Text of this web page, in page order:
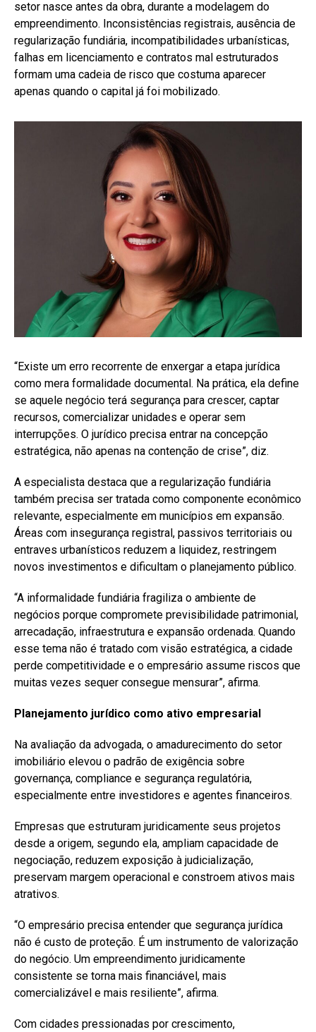
setor nasce antes da obra, durante a modelagem do
empreendimento. Inconsistências registrais, ausência de
regularização fundiária, incompatibilidades urbanísticas,
falhas em licenciamento e contratos mal estruturados
formam uma cadeia de risco que costuma aparecer
apenas quando o capital já foi mobilizado.
“Existe um erro recorrente de enxergar a etapa jurídica
como mera formalidade documental. Na prática, ela define
se aquele negócio terá segurança para crescer, captar
recursos, comercializar unidades e operar sem
interrupções. O jurídico precisa entrar na concepção
estratégica, não apenas na contenção de crise”, diz.
A especialista destaca que a regularização fundiária
também precisa ser tratada como componente econômico
relevante, especialmente em municípios em expansão.
Áreas com insegurança registral, passivos territoriais ou
entraves urbanísticos reduzem a liquidez, restringem
novos investimentos e dificultam o planejamento público.
“A informalidade fundiária fragiliza o ambiente de
negócios porque compromete previsibilidade patrimonial,
arrecadação, infraestrutura e expansão ordenada. Quando
esse tema não é tratado com visão estratégica, a cidade
perde competitividade e o empresário assume riscos que
muitas vezes sequer consegue mensurar”, afirma.
Planejamento jurídico como ativo empresarial
Na avaliação da advogada, o amadurecimento do setor
imobiliário elevou o padrão de exigência sobre
governança, compliance e segurança regulatória,
especialmente entre investidores e agentes financeiros.
Empresas que estruturam juridicamente seus projetos
desde a origem, segundo ela, ampliam capacidade de
negociação, reduzem exposição à judicialização,
preservam margem operacional e constroem ativos mais
atrativos.
“O empresário precisa entender que segurança jurídica
não é custo de proteção. É um instrumento de valorização
do negócio. Um empreendimento juridicamente
consistente se torna mais financiável, mais
comercializável e mais resiliente”, afirma.
Com cidades pressionadas por crescimento,